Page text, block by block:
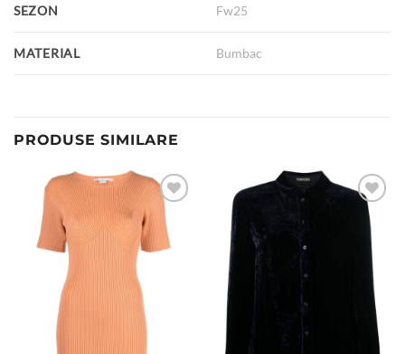
SEZON Fw25
MATERIAL Bumbac
PRODUSE SIMILARE